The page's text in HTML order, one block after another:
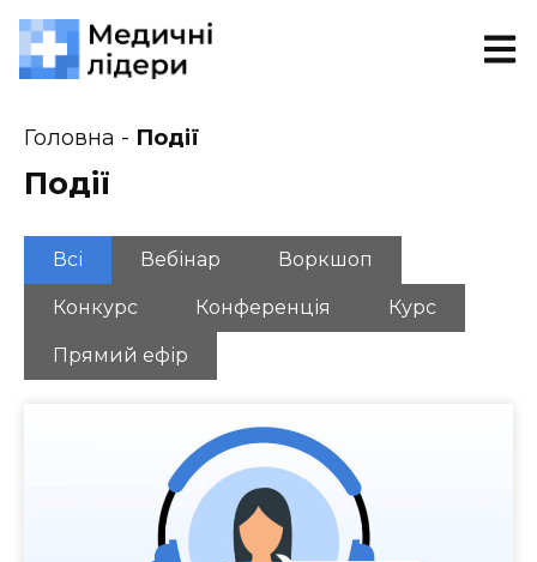
Головна - Події
Події
Всі Вебінар Воркшоп
Конкурс Конференція Курс
Прямий ефір